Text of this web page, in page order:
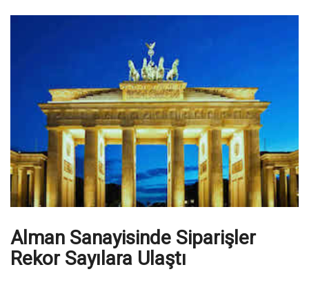
Alman Sanayisinde Siparişler
Rekor Sayılara Ulaştı